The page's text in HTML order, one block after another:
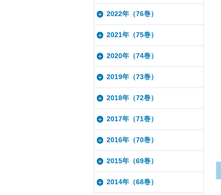
2022年（76巻）
2021年（75巻）
2020年（74巻）
2019年（73巻）
2018年（72巻）
2017年（71巻）
2016年（70巻）
2015年（69巻）
2014年（68巻）